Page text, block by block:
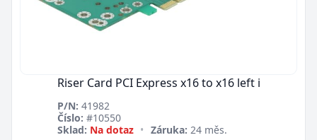
Zavřít
Riser Card PCI Express x16 to x16 left i
P/N: 41982
Číslo: #10550
Sklad: Na dotaz • Záruka: 24 měs.